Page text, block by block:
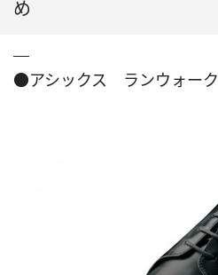
め
●アシックス ランウォーク